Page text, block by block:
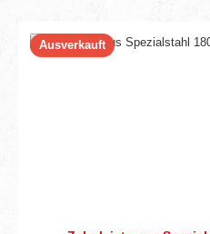
Ausverkauft